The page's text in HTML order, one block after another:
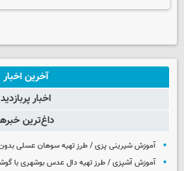
آخرین اخبار
اخبار پربازدید
داغ‌ترین
آموزش شیرینی پزی / طرز تهیه سوهان عسلی
آموزش آشپزی / طرز تهیه دال عدس بوشهری با